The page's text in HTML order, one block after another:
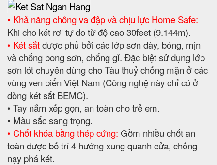
• Khả năng chống va đập và chịu lực Home Safe:
Khi cho két rơi tự do từ độ cao 30feet (9.144m).
• Két sắtđược phủ bởi các lớp sơn dày, bóng, mịn
và chống bong sơn, chống gỉ. Đặc biệt sử dụng lớp
sơn lót chuyên dùng cho Tàu thuỷ chống mặn ở các
vùng ven biển Việt Nam (Công nghệ này chỉ có ở
dòng két sắt BEMC).
• Tay nắm xếp gọn, an toàn cho trẻ em.
• Màu sắc sang trọng.
• Chốt khóa bằng thép cứng: Gồm nhiều chốt an
toàn được bố trí 4 hướng xung quanh cửa, chống
nạy phá két.